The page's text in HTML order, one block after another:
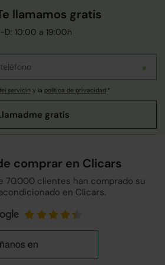
llamamos gratis
10:00 a 19:00h
servicio y la política de privacidad.*
comprar en Clicars
70.000 clientes han comprado su
en Clicars.